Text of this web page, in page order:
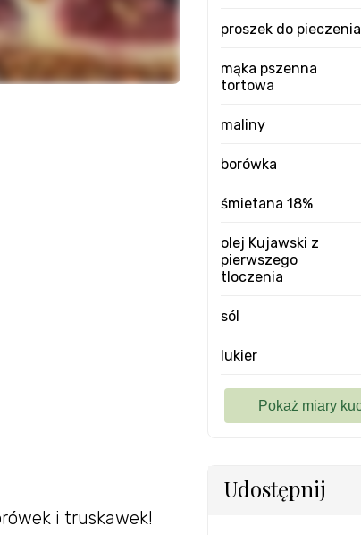
i truskawek!
proszek do pieczenia
mąka pszenna
tortowa
maliny
borówka
śmietana 18%
olej Kujawski z
pierwszego
tloczenia
sól
lukier
Udostępnij